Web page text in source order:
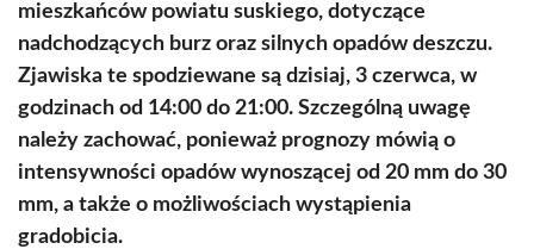
mieszkańców powiatu suskiego, dotyczące
nadchodzących burz oraz silnych opadów deszczu.
Zjawiska te spodziewane są dzisiaj, 3 czerwca, w
godzinach od 14:00 do 21:00. Szczególną uwagę
należy zachować, ponieważ prognozy mówią o
intensywności opadów wynoszącej od 20 mm do 30
mm, a także o możliwościach wystąpienia
gradobicia.